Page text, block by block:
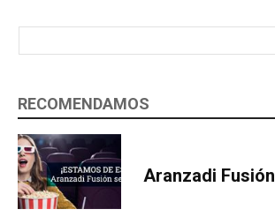
RECOMENDAMOS
Aranzadi Fusión